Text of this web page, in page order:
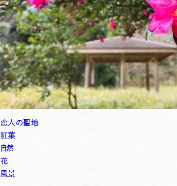
恋人の聖地
紅葉
自然
花
風景